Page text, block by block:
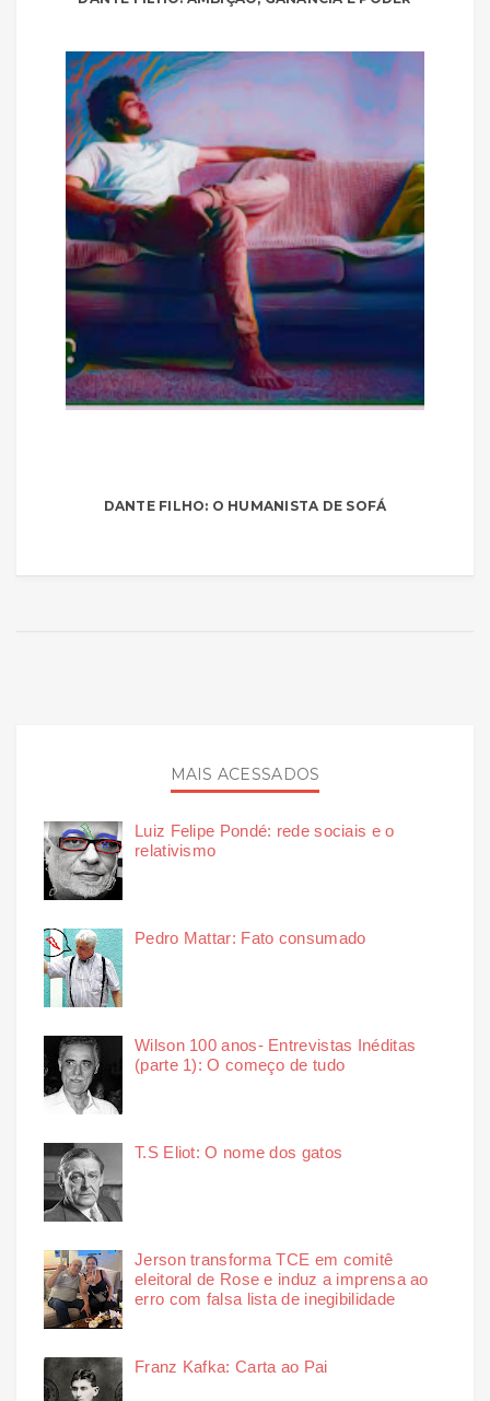
DANTE FILHO: O HUMANISTA DE SOFÁ
MAIS ACESSADOS
Luiz Felipe Pondé: rede sociais e o
relativismo
Pedro Mattar: Fato consumado
Wilson 100 anos- Entrevistas Inéditas
(parte 1): O começo de tudo
T.S Eliot: O nome dos gatos
Jerson transforma TCE em comitê
eleitoral de Rose e induz a imprensa ao
erro com falsa lista de inegibilidade
Franz Kafka: Carta ao Pai